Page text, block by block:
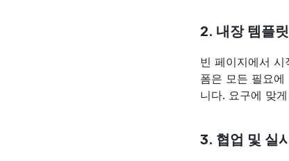
2. 내장 템플
빈 페이지에서
폼은 모든 필요
니다. 요구에 맞
3. 협업 및 실